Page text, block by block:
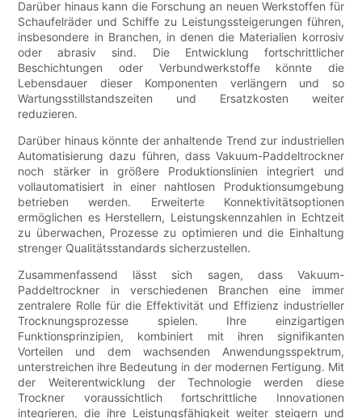
Darüber hinaus kann die Forschung an neuen Werkstoffen für
Schaufelräder und Schiffe zu Leistungssteigerungen führen,
insbesondere in Branchen, in denen die Materialien korrosiv
oder abrasiv sind. Die Entwicklung fortschrittlicher
Beschichtungen oder Verbundwerkstoffe könnte die
Lebensdauer dieser Komponenten verlängern und so
Wartungsstillstandszeiten und Ersatzkosten weiter
reduzieren.
Darüber hinaus könnte der anhaltende Trend zur industriellen
Automatisierung dazu führen, dass Vakuum-Paddeltrockner
noch stärker in größere Produktionslinien integriert und
vollautomatisiert in einer nahtlosen Produktionsumgebung
betrieben werden. Erweiterte Konnektivitätsoptionen
ermöglichen es Herstellern, Leistungskennzahlen in Echtzeit
zu überwachen, Prozesse zu optimieren und die Einhaltung
strenger Qualitätsstandards sicherzustellen.
Zusammenfassend lässt sich sagen, dass Vakuum-
Paddeltrockner in verschiedenen Branchen eine immer
zentralere Rolle für die Effektivität und Effizienz industrieller
Trocknungsprozesse spielen. Ihre einzigartigen
Funktionsprinzipien, kombiniert mit ihren signifikanten
Vorteilen und dem wachsenden Anwendungsspektrum,
unterstreichen ihre Bedeutung in der modernen Fertigung. Mit
der Weiterentwicklung der Technologie werden diese
Trockner voraussichtlich fortschrittliche Innovationen
integrieren, die ihre Leistungsfähigkeit weiter steigern und